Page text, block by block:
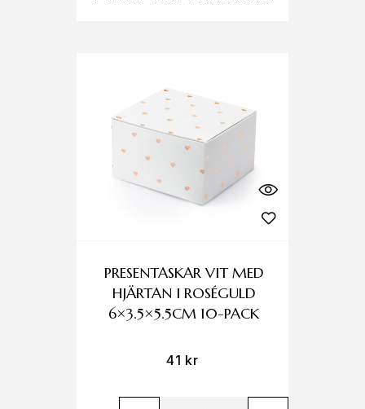
PRESENTASKAR VIT MED
HJÄRTAN I ROSÉGULD
6×3.5×5.5CM 10-PACK
41 kr